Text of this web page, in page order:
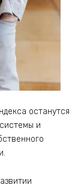
останутся
и